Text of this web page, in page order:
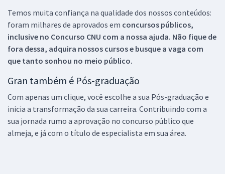
Temos muita confiança na qualidade dos nossos conteúdos:
foram milhares de aprovados em concursos públicos,
inclusive no Concurso CNU com a nossa ajuda. Não fique de
fora dessa, adquira nossos cursos e busque a vaga com
que tanto sonhou no meio público.
Gran também é Pós-graduação
Com apenas um clique, você escolhe a sua Pós-graduação e
inicia a transformação da sua carreira. Contribuindo com a
sua jornada rumo a aprovação no concurso público que
almeja, e já com o título de especialista em sua área.